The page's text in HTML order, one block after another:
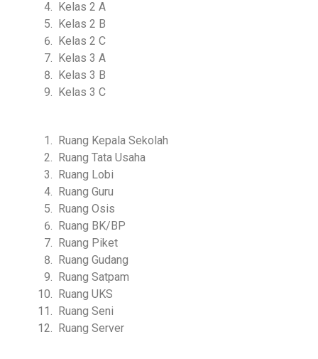
Kelas 2 A
Kelas 2 B
Kelas 2 C
Kelas 3 A
Kelas 3 B
Kelas 3 C
Ruang Kepala Sekolah
Ruang Tata Usaha
Ruang Lobi
Ruang Guru
Ruang Osis
Ruang BK/BP
Ruang Piket
Ruang Gudang
Ruang Satpam
Ruang UKS
Ruang Seni
Ruang Server